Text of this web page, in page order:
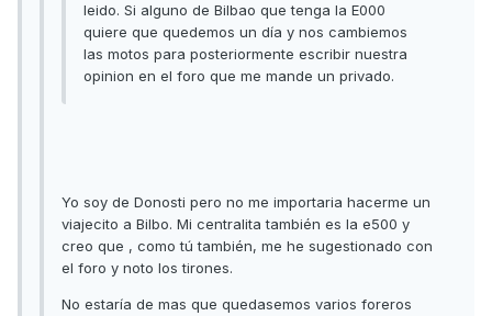
leido. Si alguno de Bilbao que tenga la E000
quiere que quedemos un día y nos cambiemos
las motos para posteriormente escribir nuestra
opinion en el foro que me mande un privado.
Yo soy de Donosti pero no me importaria hacerme un
viajecito a Bilbo. Mi centralita también es la e500 y
creo que , como tú también, me he sugestionado con
el foro y noto los tirones.
No estaría de mas que quedasemos varios foreros